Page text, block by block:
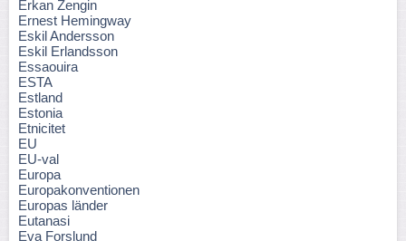
Erkan Zengin
Ernest Hemingway
Eskil Andersson
Eskil Erlandsson
Essaouira
ESTA
Estland
Estonia
Etnicitet
EU
EU-val
Europa
Europakonventionen
Europas länder
Eutanasi
Eva Forslund